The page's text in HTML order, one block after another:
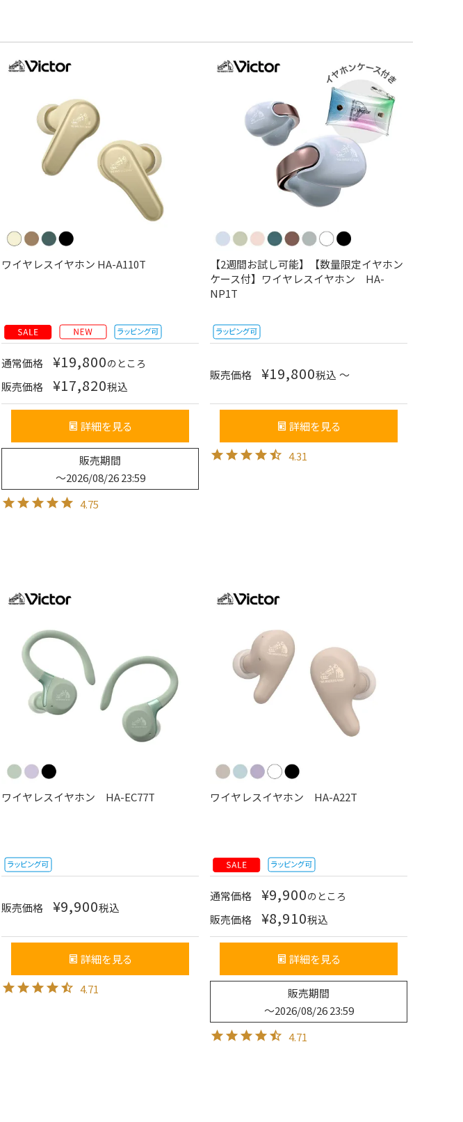
ワイヤレスイヤホン HA-A110T
通常価格 ¥19,800のところ
販売価格 ¥17,820税込
詳細を見る
販売期間
〜2026/08/26 23:59
4.75
【2週間お試し可能】【数量限定イヤホン
ケース付】ワイヤレスイヤホン HA-
NP1T
販売価格 ¥19,800税込 〜
詳細を見る
4.31
ワイヤレスイヤホン HA-EC77T
販売価格 ¥9,900税込
詳細を見る
4.71
ワイヤレスイヤホン HA-A22T
通常価格 ¥9,900のところ
販売価格 ¥8,910税込
詳細を見る
販売期間
〜2026/08/26 23:59
4.71